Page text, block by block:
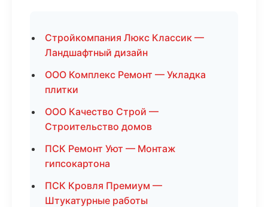
Стройкомпания Люкс Классик —
Ландшафтный дизайн
ООО Комплекс Ремонт — Укладка
плитки
ООО Качество Строй —
Строительство домов
ПСК Ремонт Уют — Монтаж
гипсокартона
ПСК Кровля Премиум —
Штукатурные работы